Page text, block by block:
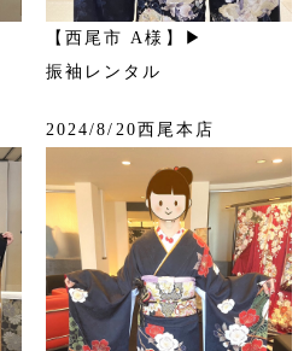
【西尾市 A様】▶
振袖レンタル
2024/8/20西尾本店